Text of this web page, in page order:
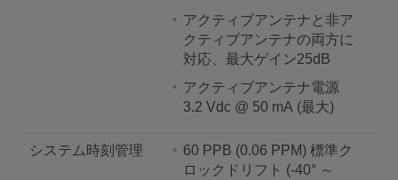
アクティブアンテナと非ア
クティブアンテナの両方に
対応、最大ゲイン25dB
アクティブアンテナ電源
3.2 Vdc @ 50 mA (最大)
システム時刻管理
60 PPB (0.06 PPM) 標準ク
ロックドリフト (-40° ～